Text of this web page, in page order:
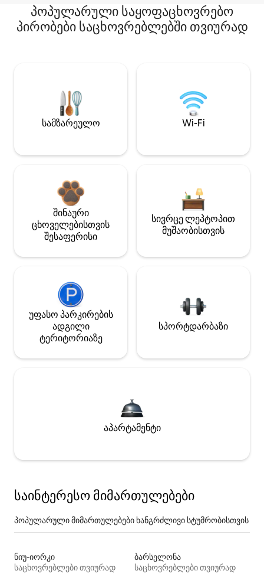
პოპულარული საყოფაცხოვრებო
პირობები საცხოვრებლებში თვიურად
სამზარეულო Wi-Fi
შინაური
ცხოველებისთვის
შესაფერისი
სივრცე ლეპტოპით
მუშაობისთვის
უფასო პარკირების
ადგილი
ტერიტორიაზე
სპორტდარბაზი
აპარტამენტი
საინტერესო მიმართულებები
პოპულარული მიმართულებები ხანგრძლივი სტუმრობისთვის
ნიუ-იორკი
საცხოვრებლები თვიურად
ბარსელონა
საცხოვრებლები თვიურად